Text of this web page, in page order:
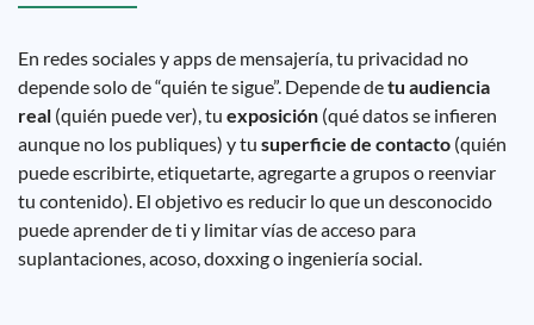
En redes sociales y apps de mensajería, tu privacidad no
depende solo de “quién te sigue”. Depende detu audiencia
real (quién puede ver), tu exposición (qué datos se infieren
aunque no los publiques) y tu superficie de contacto (quién
puede escribirte, etiquetarte, agregarte a grupos o reenviar
tu contenido). El objetivo es reducir lo que un desconocido
puede aprender de ti y limitar vías de acceso para
suplantaciones, acoso, doxxing o ingeniería social.